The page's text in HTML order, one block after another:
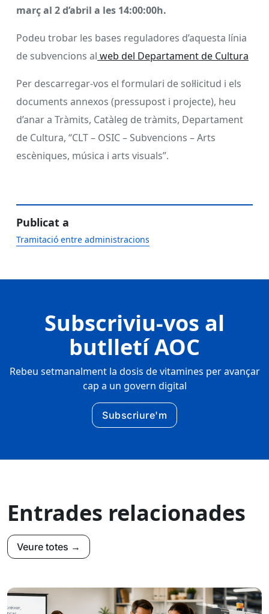
març al 2 d’abril a les 14:00:00h.
Podeu trobar les bases reguladores d’aquesta línia
de subvencions al web del Departament de Cultura
Per descarregar-vos el formulari de sol·licitud i els
documents annexos (pressupost i projecte), heu
d’anar a Tràmits, Catàleg de tràmits, Departament
de Cultura, “CLT – OSIC – Subvencions – Arts
escèniques, música i arts visuals”.
Publicat a
Tramitació entre administracions
Subscriviu-vos al
butlletí AOC
Rebeu setmanalment la dosis de vitamines per avançar
cap a un govern digital
Subscriure'm
Entrades relacionades
Veure totes →